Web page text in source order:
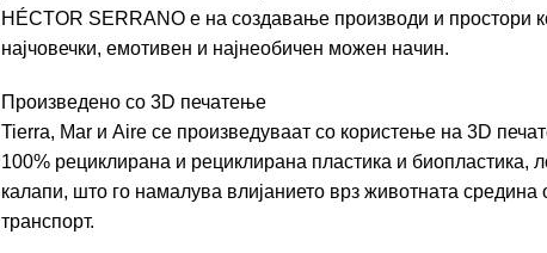
HÉCTOR SERRANO е на создавање производи и простори
најчовечки, емотивен и најнеобичен можен начин.
Произведено со 3D печатење
Tierra, Mar и Aire се произведуваат со користење на 3D
100% рециклирана и рециклирана пластика и биопластика,
калапи, што го намалува влијанието врз животната
транспорт.